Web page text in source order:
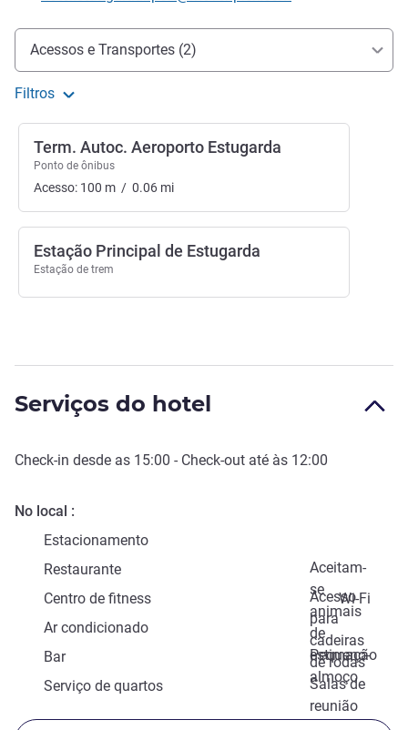
Acesso e transporte
Acessos e Transportes (2)
Filtros
Term. Autoc. Aeroporto Estugarda
Ponto de ônibus
Acesso: 100 m / 0.06 mi
Estação Principal de Estugarda
Estação de trem
Serviços do hotel
Check-in desde as 15:00 - Check-out até às 12:00
No local
Estacionamento
Aceitam-
se
animais
de
estimação
Restaurante
Acesso
para
cadeiras
de rodas
Centro de fitness
Wi-Fi
Ar condicionado
Pequeno-
almoço
Bar
Salas de
reunião
Serviço de quartos